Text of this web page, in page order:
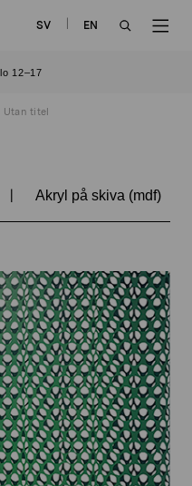
SV
EN
12–17
Utan titel
| Akryl på skiva (mdf)